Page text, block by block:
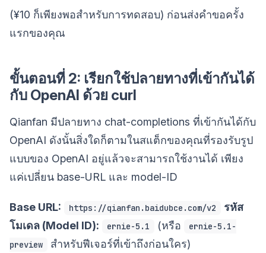
(¥10 ก็เพียงพอสำหรับการทดสอบ) ก่อนส่งคำขอครั้ง
แรกของคุณ
ขั้นตอนที่ 2: เรียกใช้ปลายทางที่เข้ากันได้
กับ OpenAI ด้วย curl
Qianfan มีปลายทาง chat-completions ที่เข้ากันได้กับ
OpenAI ดังนั้นสิ่งใดก็ตามในสแต็กของคุณที่รองรับรูป
แบบของ OpenAI อยู่แล้วจะสามารถใช้งานได้ เพียง
แค่เปลี่ยน base-URL และ model-ID
Base URL: https://qianfan.baidubce.com/v2
รหัส
โมเดล (Model ID):
ernie-5.1 (หรือ
ernie-5.1-
preview
สำหรับฟีเจอร์ที่เข้าถึงก่อนใคร)